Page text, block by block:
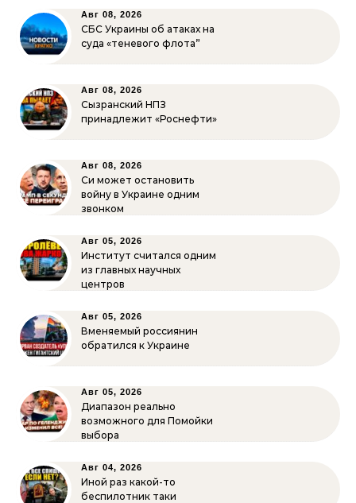
Авг 08, 2026
СБС Украины об атаках на
суда «теневого флота”
Авг 08, 2026
Сызранский НПЗ
принадлежит «Роснефти»
Авг 08, 2026
Си может остановить
войну в Украине одним
звонком
Авг 05, 2026
Институт считался одним
из главных научных
центров
Авг 05, 2026
Вменяемый россиянин
обратился к Украине
Авг 05, 2026
Диапазон реально
возможного для Помойки
выбора
Авг 04, 2026
Иной раз какой-то
беспилотник таки